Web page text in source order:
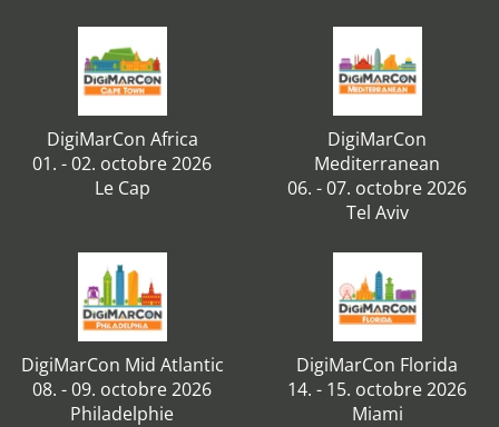
DigiMarCon Africa
01. - 02. octobre 2026
Le Cap
DigiMarCon
Mediterranean
06. - 07. octobre 2026
Tel Aviv
DigiMarCon Mid Atlantic
08. - 09. octobre 2026
Philadelphie
DigiMarCon Florida
14. - 15. octobre 2026
Miami